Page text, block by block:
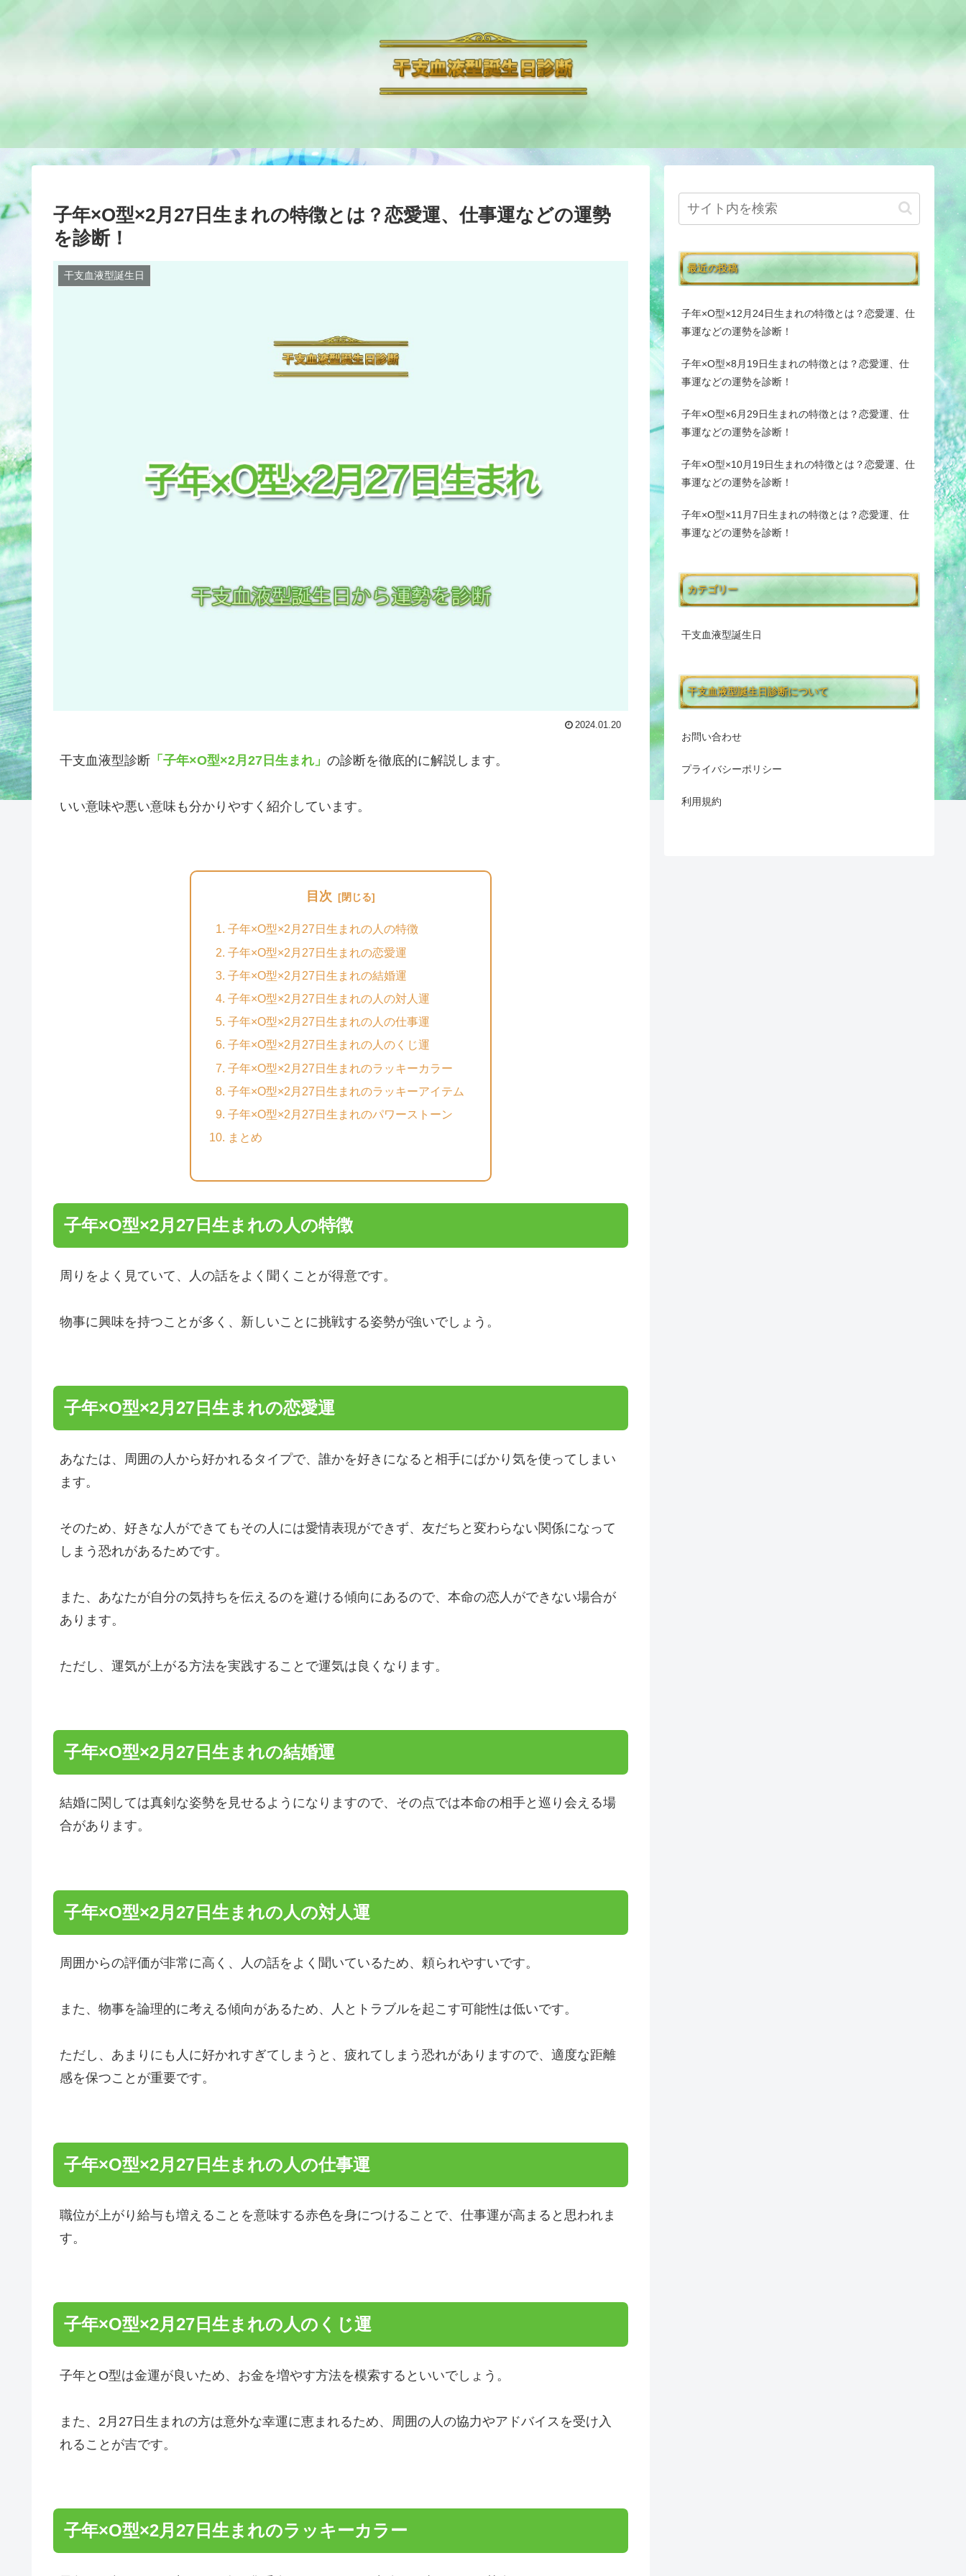
子年×O型×2月27日生まれの特徴とは？恋愛運、仕事運などの運勢
を診断！
干支血液型誕生日
2024.01.20
干支血液型診断 「子年×O型×2月27日生まれ」 の診断を徹底的に解説します。
いい意味や悪い意味も分かりやすく紹介しています。
目次
子年×O型×2月27日生まれの人の特徴
子年×O型×2月27日生まれの恋愛運
子年×O型×2月27日生まれの結婚運
子年×O型×2月27日生まれの人の対人運
子年×O型×2月27日生まれの人の仕事運
子年×O型×2月27日生まれの人のくじ運
子年×O型×2月27日生まれのラッキーカラー
子年×O型×2月27日生まれのラッキーアイテム
子年×O型×2月27日生まれのパワーストーン
まとめ
子年×O型×2月27日生まれの人の特徴
周りをよく見ていて、人の話をよく聞くことが得意です。
物事に興味を持つことが多く、新しいことに挑戦する姿勢が強いでしょう。
子年×O型×2月27日生まれの恋愛運
あなたは、周囲の人から好かれるタイプで、誰かを好きになると相手にばかり気を使ってしまい
ます。
そのため、好きな人ができてもその人には愛情表現ができず、友だちと変わらない関係になって
しまう恐れがあるためです。
また、あなたが自分の気持ちを伝えるのを避ける傾向にあるので、本命の恋人ができない場合が
あります。
ただし、運気が上がる方法を実践することで運気は良くなります。
子年×O型×2月27日生まれの結婚運
結婚に関しては真剣な姿勢を見せるようになりますので、その点では本命の相手と巡り会える場
合があります。
子年×O型×2月27日生まれの人の対人運
周囲からの評価が非常に高く、人の話をよく聞いているため、頼られやすいです。
また、物事を論理的に考える傾向があるため、人とトラブルを起こす可能性は低いです。
ただし、あまりにも人に好かれすぎてしまうと、疲れてしまう恐れがありますので、適度な距離
感を保つことが重要です。
子年×O型×2月27日生まれの人の仕事運
職位が上がり給与も増えることを意味する赤色を身につけることで、仕事運が高まると思われま
す。
子年×O型×2月27日生まれの人のくじ運
子年とO型は金運が良いため、お金を増やす方法を模索するといいでしょう。
また、2月27日生まれの方は意外な幸運に恵まれるため、周囲の人の協力やアドバイスを受け入
れることが吉です。
子年×O型×2月27日生まれのラッキーカラー
最近の投稿
子年×O型×12月24日生まれの特徴とは？恋愛運、仕
事運などの運勢を診断！
子年×O型×8月19日生まれの特徴とは？恋愛運、仕
事運などの運勢を診断！
子年×O型×6月29日生まれの特徴とは？恋愛運、仕
事運などの運勢を診断！
子年×O型×10月19日生まれの特徴とは？恋愛運、仕
事運などの運勢を診断！
子年×O型×11月7日生まれの特徴とは？恋愛運、仕
事運などの運勢を診断！
カテゴリー
干支血液型誕生日
干支血液型誕生日診断について
お問い合わせ
プライバシーポリシー
利用規約